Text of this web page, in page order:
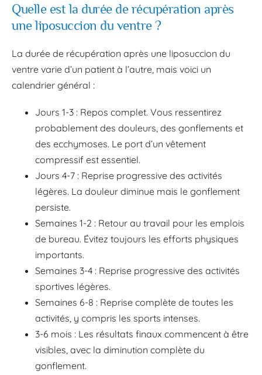
Quelle est la durée de récupération après
une liposuccion du ventre ?
La durée de récupération après une liposuccion du
ventre varie d’un patient à l’autre, mais voici un
calendrier général :
Jours 1-3 : Repos complet. Vous ressentirez
probablement des douleurs, des gonflements et
des ecchymoses. Le port d’un vêtement
compressif est essentiel.
Jours 4-7 : Reprise progressive des activités
légères. La douleur diminue mais le gonflement
persiste.
Semaines 1-2 : Retour au travail pour les emplois
de bureau. Évitez toujours les efforts physiques
importants.
Semaines 3-4 : Reprise progressive des activités
sportives légères.
Semaines 6-8 : Reprise complète de toutes les
activités, y compris les sports intenses.
3-6 mois : Les résultats finaux commencent à être
visibles, avec la diminution complète du
gonflement.